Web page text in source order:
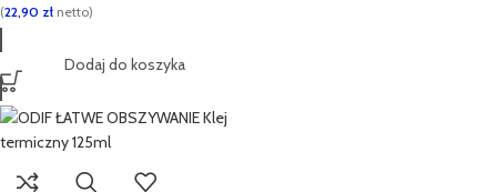
(22,90 zł netto)
Dodaj do koszyka